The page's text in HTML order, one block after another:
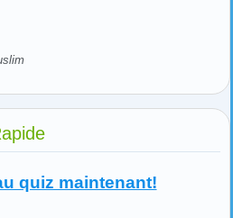
quiz maintenant!